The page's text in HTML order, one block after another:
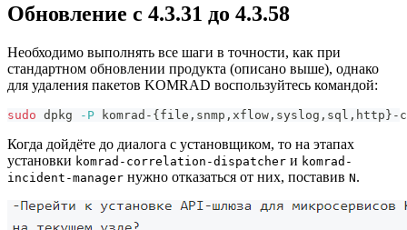
Обновление с 4.3.31 до 4.3.58
Необходимо выполнять все шаги в точности, как при
стандартном обновлении продукта (описано выше), однако
для удаления пакетов KOMRAD воспользуйтесь командой:
sudo dpkg -P komrad- {file,snmp,xflow,syslog,sql,http} -
Когда дойдёте до диалога с установщиком, то на этапах
установки komrad-correlation-dispatcher и komrad-
incident-manager нужно отказаться от них, поставив N.